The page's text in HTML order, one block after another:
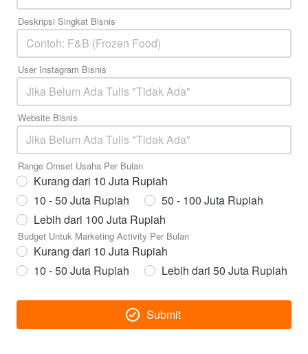
Deskripsi Singkat Bisnis
User Instagram Bisnis
Website Bisnis
Range Omset Usaha Per Bulan
Kurang dari 10 Juta Rupiah
10 - 50 Juta Rupiah
50 - 100 Juta Rupiah
Lebih dari 100 Juta Rupiah
Budget Untuk Marketing Activity Per Bulan
Kurang dari 10 Juta Rupiah
10 - 50 Juta Rupiah
Lebih dari 50 Juta Rupiah
` Submit